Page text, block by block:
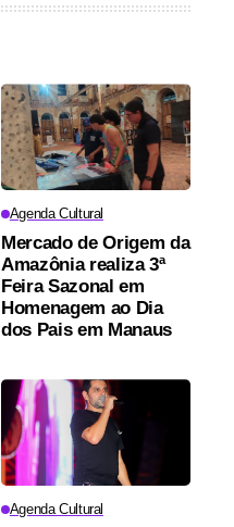
Agenda Cultural
Mercado de Origem da
Amazônia realiza 3ª
Feira Sazonal em
Homenagem ao Dia
dos Pais em Manaus
Agenda Cultural